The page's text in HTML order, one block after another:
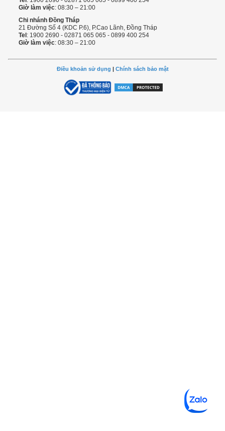
Giờ làm việc: 08:30 – 21:00
Chi nhánh Đồng Tháp
21 Đường Số 4 (KDC P.6), P.Cao Lãnh, Đồng Tháp
Tel: 1900 2690 - 02871 065 065 - 0899 400 254
Giờ làm việc: 08:30 – 21:00
Điều khoản sử dụng | Chính sách bảo mật